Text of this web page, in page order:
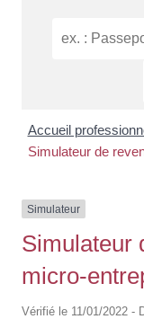
Accueil
Simulateur de
Simulateur
Simulateur
micro-
Vérifié le 11/01/2022 -